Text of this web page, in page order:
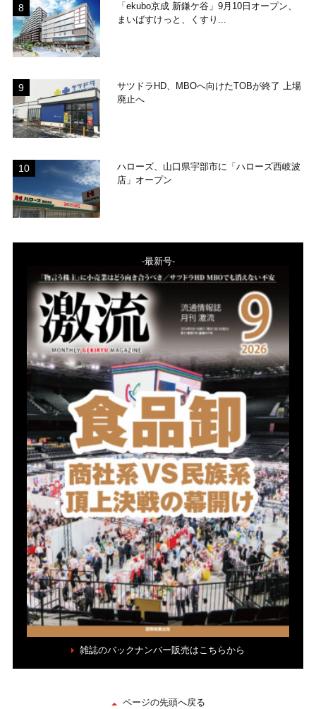
「ekubo京成 新鎌ケ谷」9月10日オープン、
まいばすけっと、くすり...
サツドラHD、MBOへ向けたTOBが終了 上場
廃止へ
ハローズ、山口県宇部市に「ハローズ西岐波
店」オープン
-最新号-
雑誌のバックナンバー販売はこちらから
ページの先頭へ戻る